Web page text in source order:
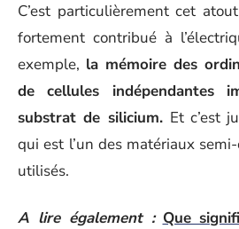
C’est particulièrement cet
fortement contribué à
exemple, la mémoire des
de cellules indépendantes
substrat de silicium. Et c’est
qui est l’un des matériaux
utilisés.
A lire également : Que